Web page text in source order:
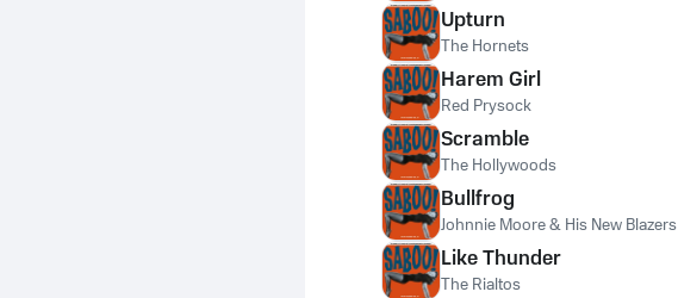
Upturn
The Hornets
Harem Girl
Red Prysock
Scramble
The Hollywoods
Bullfrog
Johnnie Moore & His New Blazers
Like Thunder
The Rialtos